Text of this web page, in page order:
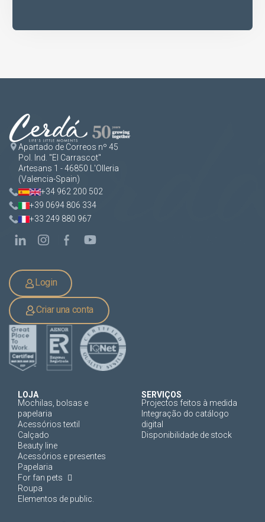
Apartado de Correos nº 45
Pol. Ind. "El Carrascot"
Artesans 1 - 46850 L'Olleria
(Valencia-Spain)
+34 962 200 502
+39 0694 806 334
+33 249 880 967
Login
Criar una conta
LOJA
Mochilas, bolsas e
papelaria
Acessórios textil
Calçado
Beauty line
Acessórios e presentes
Papelaria
For fan pets
Roupa
Elementos de public.
SERVIÇOS
Projectos feitos à medida
Integração do catálogo
digital
Disponibilidade de stock